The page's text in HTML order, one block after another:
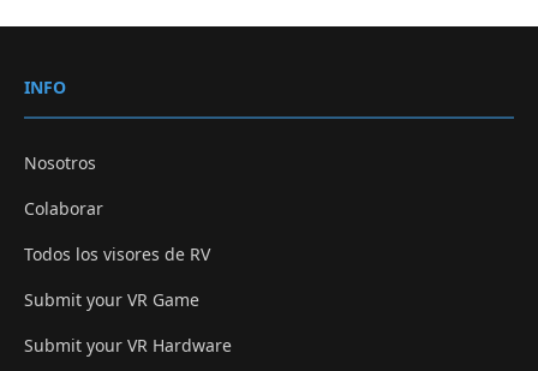
INFO
Nosotros
Colaborar
Todos los visores de RV
Submit your VR Game
Submit your VR Hardware